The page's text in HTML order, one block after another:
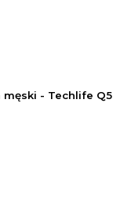
męski - Techlife Q5